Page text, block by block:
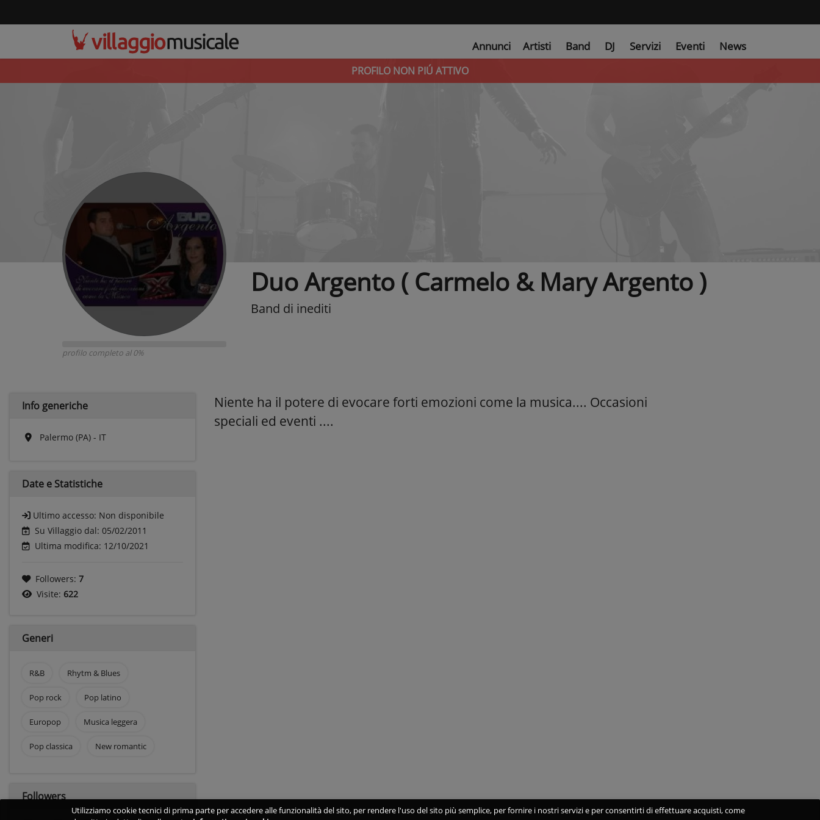
Annunci Artisti Band DJ Servizi Eventi News
PROFILO NON PIÚ ATTIVO
profilo completo al 0%
Duo Argento ( Carmelo & Mary Argento )
Band di inediti
Info generiche
Palermo (PA) - IT
Date e Statistiche
Ultimo accesso: Non disponibile
Su Villaggio dal: 05/02/2011
Ultima modifica: 12/10/2021
Followers: 7
Visite: 622
Generi
R&B Rhytm & Blues
Pop rock Pop latino
Europop Musica leggera
Pop classica New romantic
Followers
Niente ha il potere di evocare forti emozioni come la musica.... Occasioni
speciali ed eventi ....
Utilizziamo cookie tecnici di prima parte per accedere alle funzionalità del sito, per rendere l'uso del sito più semplice, per fornire i nostri servizi e per consentirti di effettuare acquisti, come